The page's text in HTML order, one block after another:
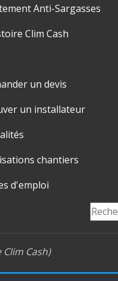
Anti-Sargasses
Clim Cash
un devis
un installateur
chantiers
d'emploi
Cash)